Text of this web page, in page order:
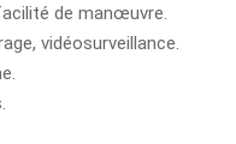
de manœuvre.
vidéosurveillance.